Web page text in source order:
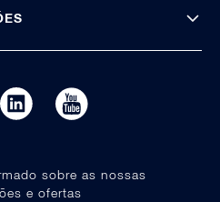
sobre as nossas
e ofertas